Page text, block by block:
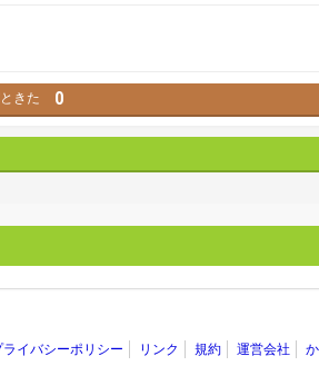
きた 0
ライバシーポリシー リンク 規約 運営会社